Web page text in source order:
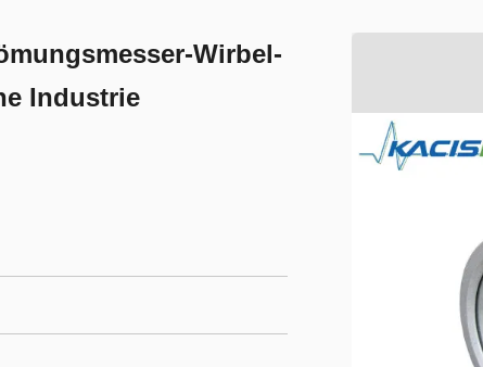
Wirbel-
Industrie